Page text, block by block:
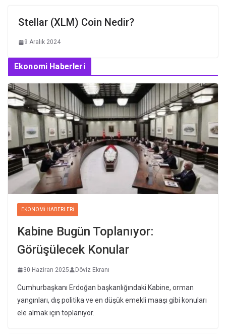
Stellar (XLM) Coin Nedir?
9 Aralık 2024
Ekonomi Haberleri
EKONOMI HABERLERI
Kabine Bugün Toplanıyor:
Görüşülecek Konular
30 Haziran 2025 Döviz Ekranı
Cumhurbaşkanı Erdoğan başkanlığındaki Kabine, orman
yangınları, dış politika ve en düşük emekli maaşı gibi konuları
ele almak için toplanıyor.